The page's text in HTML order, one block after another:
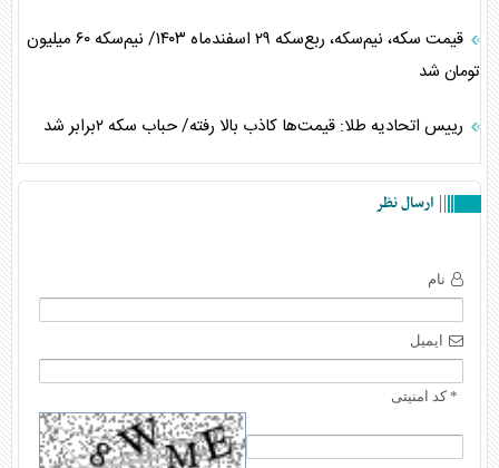
قیمت سکه، نیم‌سکه، ربع‌سکه ۲۹ اسفندماه ۱۴۰۳/ نیم‌سکه ۶۰ میلیون
تومان شد
رییس اتحادیه طلا: قیمت‌ها کاذب بالا رفته/ حباب سکه ۲برابر شد
ارسال نظر
نام
ایمیل
* کد امنیتی